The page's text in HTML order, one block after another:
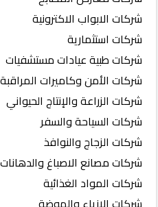
شركات الابواب الاكترونية
شركات استثمارية
شركات طبية عيادات مستشفيات
شركات الأمن وكاميرات المراقبة
شركات الزراعة والإنتاج الحيواني
شركات السياحة والسفر
شركات الزجاج والنوافذ
شركات مصانع الاصباغ والدهانات
شركات المواد الغذائية